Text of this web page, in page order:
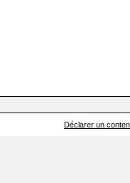
Déclarer un